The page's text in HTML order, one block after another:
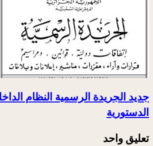
جديد الجريدة الرسمية النظام
الدستورية
تعليق واحد